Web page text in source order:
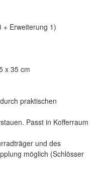
+ Erweiterung 1)
x 35 cm
praktischen
Passt in Kofferraum
und des
möglich (Schlösser